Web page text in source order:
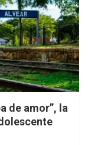
de amor”, la